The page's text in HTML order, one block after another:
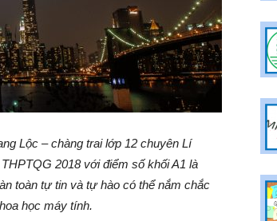
Lộc – chàng trai lớp 12 chuyên Lí
2018 với điểm số khối A1 là
toàn tự tin và tự hào có thể nắm chắc
học máy tính.